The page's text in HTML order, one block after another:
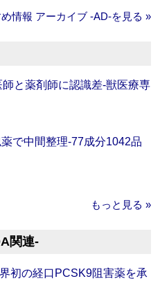
情報 アーカイブ ‐AD‐を見る »
と薬剤師に認識差‐獣医療専
で中間整理‐77成分1042品
もっと見る »
関連‐
初の経口PCSK9阻害薬を承